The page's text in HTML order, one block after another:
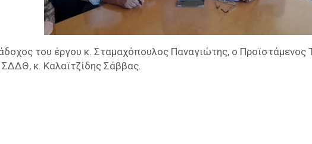
του έργου κ. Σταμαχόπουλος Παναγιώτης, ο Προϊστάμενος
κ. Καλαϊτζίδης Σάββας.